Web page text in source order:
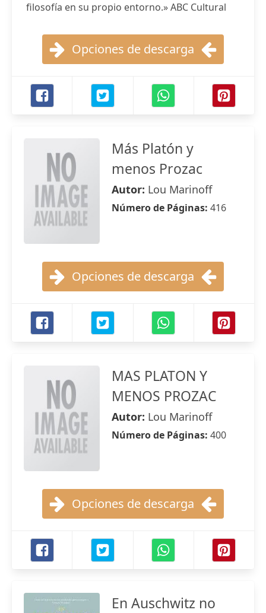
filosofía en su propio entorno.» ABC Cultural
Opciones de descarga
Más Platón y
menos Prozac
Autor: Lou Marinoff
Número de Páginas: 416
Opciones de descarga
MAS PLATON Y
MENOS PROZAC
Autor: Lou Marinoff
Número de Páginas: 400
Opciones de descarga
En Auschwitz no